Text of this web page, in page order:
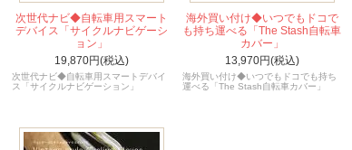
次世代ナビ◆自転車用スマート
デバイス「サイクルナビゲーシ
ョン」
19,870円(税込)
次世代ナビ◆自転車用スマートデバイ
ス「サイクルナビゲーション」
海外買い付け◆いつでもドコで
も持ち運べる「The Stash自転車
カバー」
13,970円(税込)
海外買い付け◆いつでもドコでも持ち
運べる「The Stash自転車カバー」